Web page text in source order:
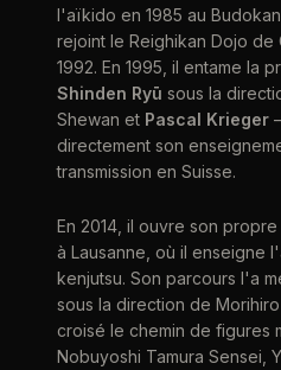
l'aïkido en 1985 au
rejoint le Reighikan Dojo de
1992. En 1995, il entame la
Shinden Ryū sous la
Shewan et Pascal Krieger
directement son
transmission en Suisse.
En 2014, il ouvre son
à Lausanne, où il enseigne
kenjutsu. Son parcours l'a
sous la direction de
croisé le chemin de figures
Nobuyoshi Tamura Sensei,